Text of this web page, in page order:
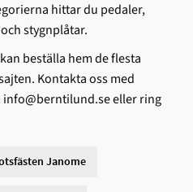
hittar du pedaler,
stygnplåtar.
beställa hem de flesta
Kontakta oss med
eller ring
Janome